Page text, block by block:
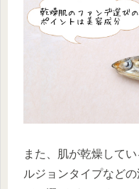
また、肌が乾燥して
ルジョンタイプなど